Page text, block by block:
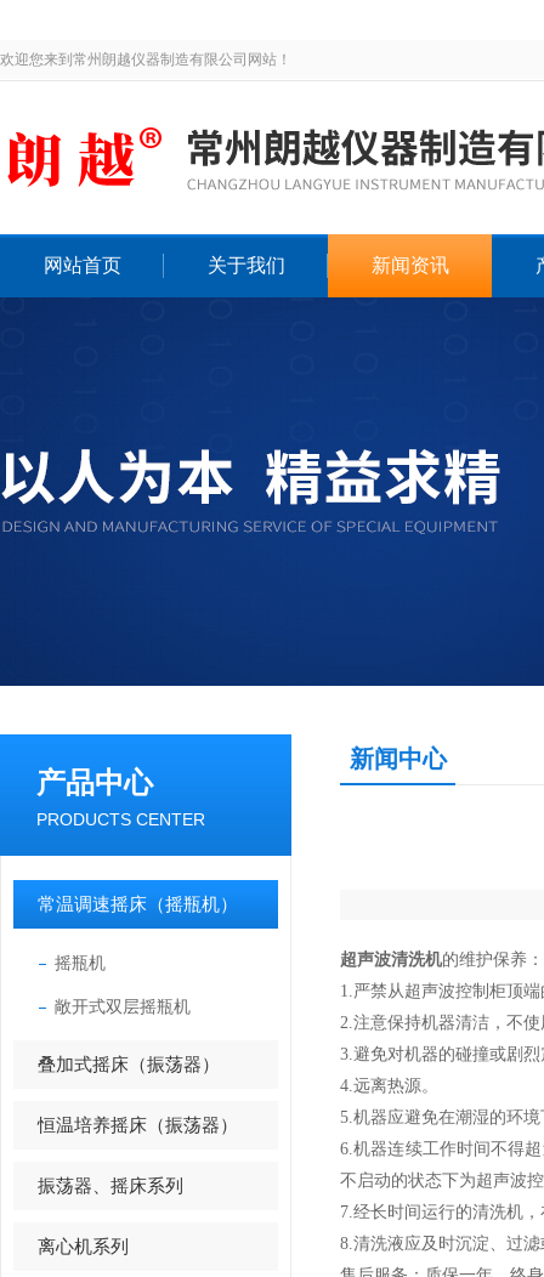
欢迎您来到常州朗越仪器制造有限公司网站！
网站首页 关于我们 新闻资讯
产品中心
PRODUCTS CENTER
常温调速摇床（摇瓶机）
摇瓶机
敞开式双层摇瓶机
叠加式摇床（振荡器）
恒温培养摇床（振荡器）
振荡器、摇床系列
离心机系列
新闻中心
超声波清洗机的维护保养：
1.严禁从超声波控制柜顶
2.注意保持机器清洁，不
3.避免对机器的碰撞或剧
4.远离热源。
5.机器应避免在潮湿的环
6.机器连续工作时间不得
不启动的状态下为超声波
7.经长时间运行的清洗机
8.清洗液应及时沉淀、过